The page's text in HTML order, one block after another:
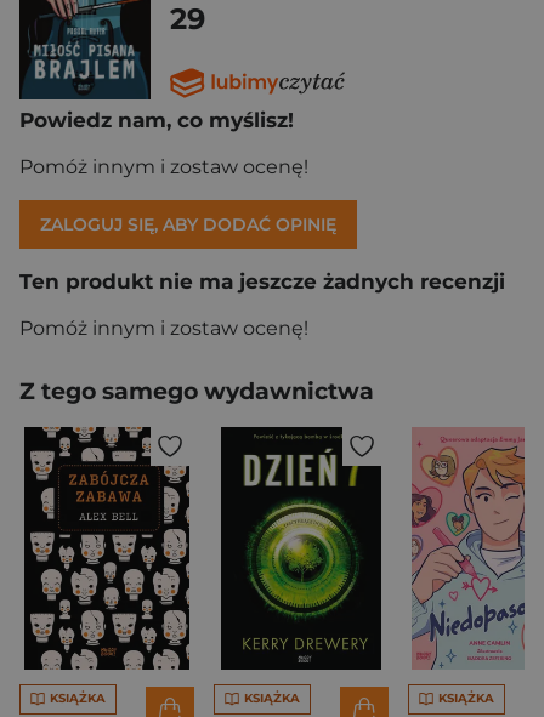
29
Powiedz nam, co myślisz!
Pomóż innym i zostaw ocenę!
ZALOGUJ SIĘ, ABY DODAĆ OPINIĘ
Ten produkt nie ma jeszcze żadnych recenzji
Pomóż innym i zostaw ocenę!
Z tego samego wydawnictwa
KSIĄŻKA KSIĄŻKA KSIĄŻKA